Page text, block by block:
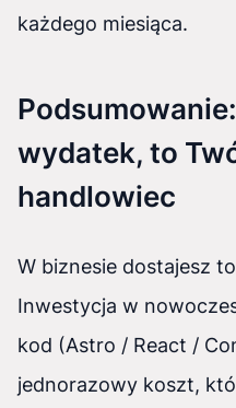
każdego miesiąca.
wydatek, to
handlowiec
W biznesie dostajesz
Inwestycja w
kod (Astro / React /
jednorazowy koszt,